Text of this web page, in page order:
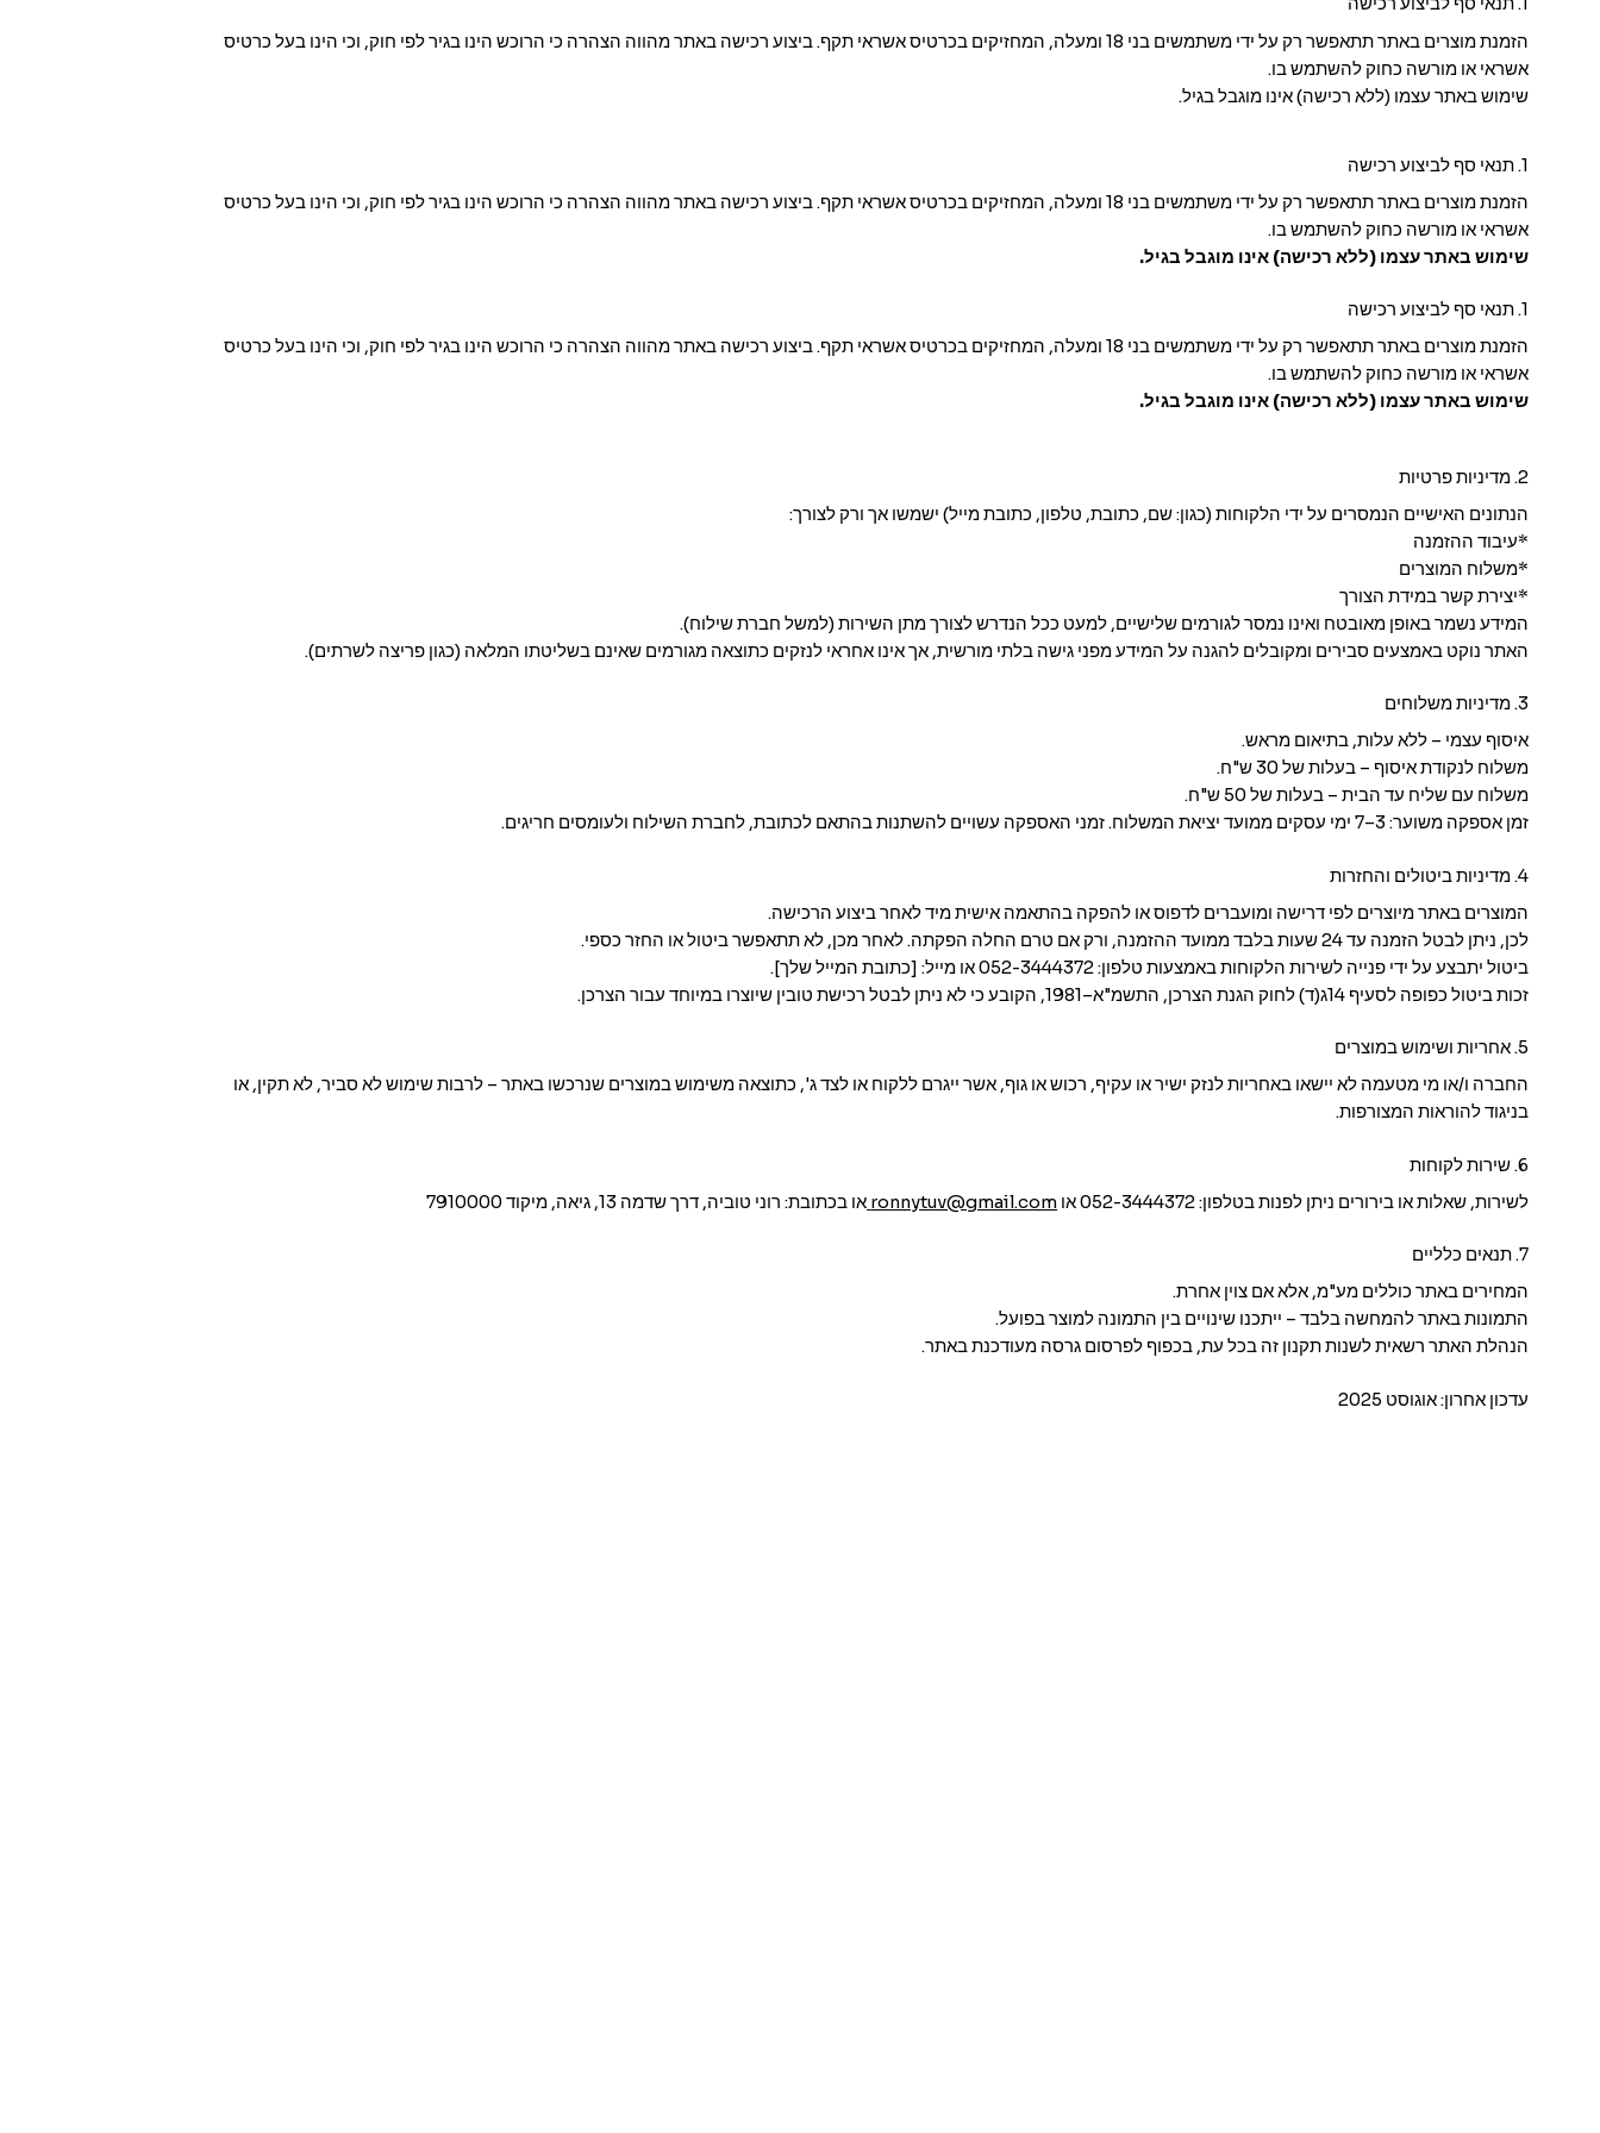
הזמנת מוצרים באתר תתאפשר רק על ידי משתמשים בני 18 ומעלה, המחזיקים בכרטיס אשראי תקף. ביצוע רכישה באתר מהווה הצהרה כי הרוכש הינו בגיר לפי חוק, וכי הינו בעל כרטיס
אשראי או מורשה כחוק להשתמש בו.
שימוש באתר עצמו (ללא רכישה) אינו מוגבל בגיל.
1. תנאי סף לביצוע רכישה
הזמנת מוצרים באתר תתאפשר רק על ידי משתמשים בני 18 ומעלה, המחזיקים בכרטיס אשראי תקף. ביצוע רכישה באתר מהווה הצהרה כי הרוכש הינו בגיר לפי חוק, וכי הינו בעל כרטיס
אשראי או מורשה כחוק להשתמש בו.
שימוש באתר עצמו (ללא רכישה) אינו מוגבל בגיל.
1. תנאי סף לביצוע רכישה
הזמנת מוצרים באתר תתאפשר רק על ידי משתמשים בני 18 ומעלה, המחזיקים בכרטיס אשראי תקף. ביצוע רכישה באתר מהווה הצהרה כי הרוכש הינו בגיר לפי חוק, וכי הינו בעל כרטיס
אשראי או מורשה כחוק להשתמש בו.
שימוש באתר עצמו (ללא רכישה) אינו מוגבל בגיל.
2. מדיניות פרטיות
הנתונים האישיים הנמסרים על ידי הלקוחות (כגון: שם, כתובת, טלפון, כתובת מייל) ישמשו אך ורק לצורך:
*עיבוד ההזמנה
*משלוח המוצרים
*יצירת קשר במידת הצורך
המידע נשמר באופן מאובטח ואינו נמסר לגורמים שלישיים, למעט ככל הנדרש לצורך מתן השירות (למשל חברת שילוח).
האתר נוקט באמצעים סבירים ומקובלים להגנה על המידע מפני גישה בלתי מורשית, אך אינו אחראי לנזקים כתוצאה מגורמים שאינם בשליטתו המלאה (כגון פריצה לשרתים).
3. מדיניות משלוחים
איסוף עצמי – ללא עלות, בתיאום מראש.
משלוח לנקודת איסוף – בעלות של 30 ש"ח.
משלוח עם שליח עד הבית – בעלות של 50 ש"ח.
זמן אספקה משוער: 3–7 ימי עסקים ממועד יציאת המשלוח. זמני האספקה עשויים להשתנות בהתאם לכתובת, לחברת השילוח ולעומסים חריגים.
4. מדיניות ביטולים והחזרות
המוצרים באתר מיוצרים לפי דרישה ומועברים לדפוס או להפקה בהתאמה אישית מיד לאחר ביצוע הרכישה.
לכן, ניתן לבטל הזמנה עד 24 שעות בלבד ממועד ההזמנה, ורק אם טרם החלה הפקתה. לאחר מכן, לא תתאפשר ביטול או החזר כספי.
ביטול יתבצע על ידי פנייה לשירות הלקוחות באמצעות טלפון: 052-3444372 או מייל: [כתובת המייל שלך].
זכות ביטול כפופה לסעיף 14ג(ד) לחוק הגנת הצרכן, התשמ"א–1981, הקובע כי לא ניתן לבטל רכישת טובין שיוצרו במיוחד עבור הצרכן.
5. אחריות ושימוש במוצרים
החברה ו/או מי מטעמה לא יישאו באחריות לנזק ישיר או עקיף, רכוש או גוף, אשר ייגרם ללקוח או לצד ג', כתוצאה משימוש במוצרים שנרכשו באתר – לרבות שימוש לא סביר, לא תקין, או
בניגוד להוראות המצורפות.
6. שירות לקוחות
לשירות, שאלות או בירורים ניתן לפנות בטלפון: 052-3444372 או
ronnytuv@gmail.com או בכתובת: רוני טוביה, דרך שדמה 13, גיאה, מיקוד 7910000
7. תנאים כלליים
המחירים באתר כוללים מע"מ, אלא אם צוין אחרת.
התמונות באתר להמחשה בלבד – ייתכנו שינויים בין התמונה למוצר בפועל.
הנהלת האתר רשאית לשנות תקנון זה בכל עת, בכפוף לפרסום גרסה מעודכנת באתר.
עדכון אחרון: אוגוסט 2025